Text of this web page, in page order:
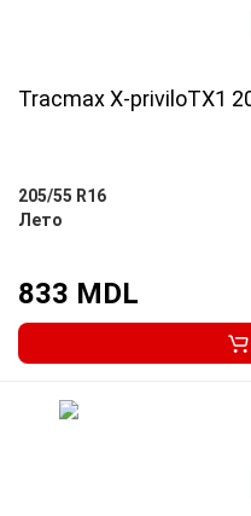
Tracmax X-priviloTX1
205/55 R16
Лето
833 MDL